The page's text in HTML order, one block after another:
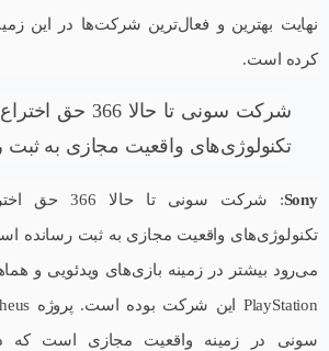
نهایت بهترین و فعال‌ترین شرکت‌ها در این
کرده است.
شرکت سونی تا حالا
تکنولوژی‌های واقعیت مجازی به
Sony
: شرکت سونی تا
تکنولوژی‌های واقعیت مجازی به ثبت رسانده
می‌رود بیشتر در زمینه بازی‌های ویدئویی و
سونی در زمینه واقعیت مجازی است که در